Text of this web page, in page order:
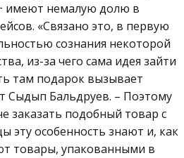
имеют немалую долю в
«Связано это, в первую
сознания некоторой
из-за чего сама идея зайти
там подарок вызывает
Сыдып Бальдруев. – Поэтому
заказать подобный товар с
эту особенность знают и, как
товары, упакованными в